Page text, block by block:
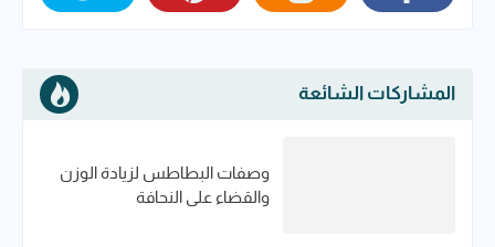
المشاركات الشائعة
وصفات البطاطس لزيادة الوزن
والقضاء على النحافة